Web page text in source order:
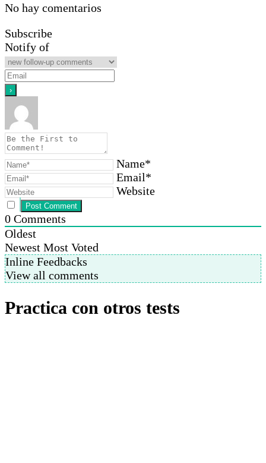
No hay comentarios
Subscribe
Notify of
Name*
Email*
Website
0 Comments
Oldest
Newest Most Voted
Inline Feedbacks
View all comments
Practica con otros tests